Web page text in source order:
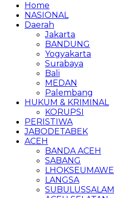
Home
NASIONAL
Daerah
Jakarta
BANDUNG
Yogyakarta
Surabaya
Bali
MEDAN
Palembang
HUKUM & KRIMINAL
KORUPSI
PERISTIWA
JABODETABEK
ACEH
BANDA ACEH
SABANG
LHOKSEUMAWE
LANGSA
SUBULUSSALAM